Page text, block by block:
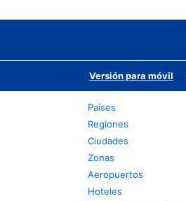
Versión para móvil
Países
Regiones
Ciudades
Zonas
Aeropuertos
Hoteles